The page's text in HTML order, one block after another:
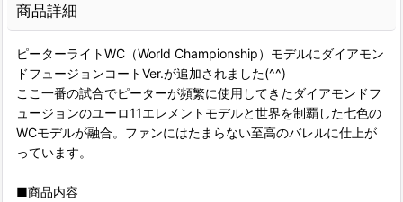
商品詳細
ピーターライトWC（World Championship）モデルにダイアモン
ドフュージョンコートVer.が追加されました(^^)
ここ一番の試合でピーターが頻繁に使用してきたダイアモンドフ
ュージョンのユーロ11エレメントモデルと世界を制覇した七色の
WCモデルが融合。ファンにはたまらない至高のバレルに仕上が
っています。
■商品内容